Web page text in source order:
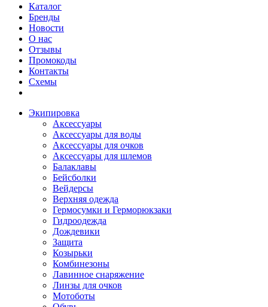
Каталог
Бренды
Новости
О нас
Отзывы
Промокоды
Контакты
Схемы
Экипировка
Аксессуары
Аксессуары для воды
Аксессуары для очков
Аксессуары для шлемов
Балаклавы
Бейсболки
Вейдерсы
Верхняя одежда
Гермосумки и Герморюкзаки
Гидроодежда
Дождевики
Защита
Козырьки
Комбинезоны
Лавинное снаряжение
Линзы для очков
Мотоботы